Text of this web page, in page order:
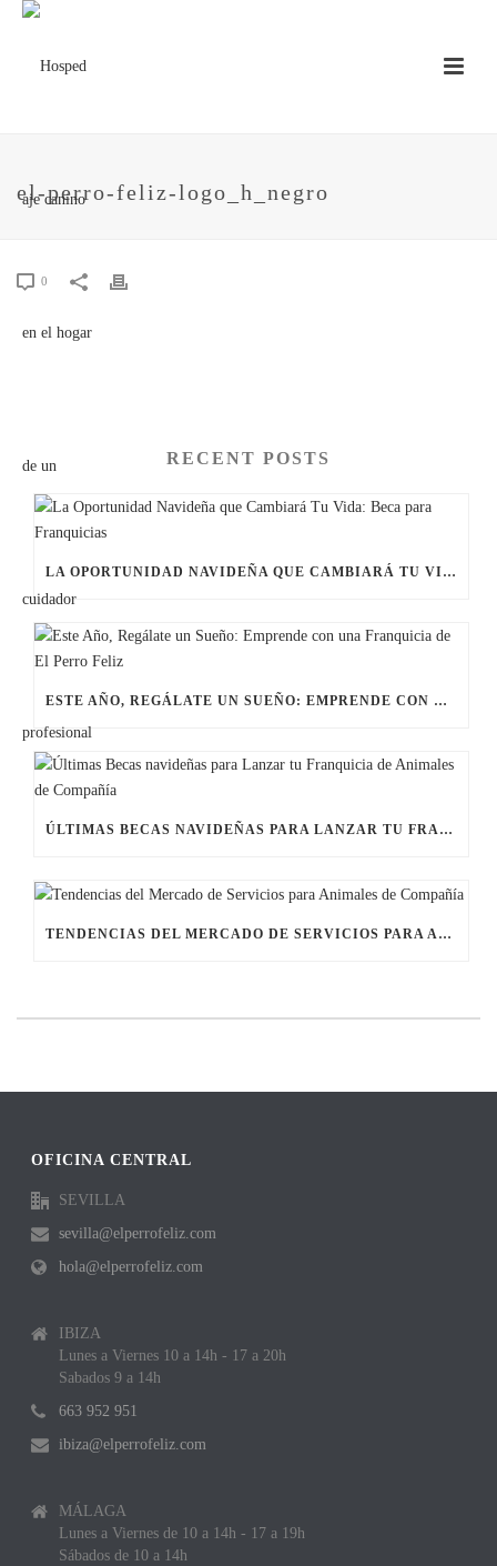
el-perro-feliz-logo_h_negro
0
RECENT POSTS
LA OPORTUNIDAD NAVIDEÑA QUE CAMBIARÁ TU VIDA: BECA PARA FRANQUICIAS
ESTE AÑO, REGÁLATE UN SUEÑO: EMPRENDE CON UNA FRANQUICIA DE EL PERRO FELIZ
ÚLTIMAS BECAS NAVIDEÑAS PARA LANZAR TU FRANQUICIA DE ANIMALES DE COMPAÑÍA
TENDENCIAS DEL MERCADO DE SERVICIOS PARA ANIMALES DE COMPAÑÍA
OFICINA CENTRAL
SEVILLA
sevilla@elperrofeliz.com
hola@elperrofeliz.com
IBIZA
Lunes a Viernes 10 a 14h - 17 a 20h
Sabados 9 a 14h
663 952 951
ibiza@elperrofeliz.com
MÁLAGA
Lunes a Viernes de 10 a 14h - 17 a 19h
Sábados de 10 a 14h